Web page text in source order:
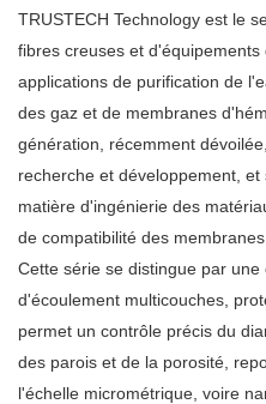
TRUSTECH Technology est le
fibres creuses et
applications de purification de
des gaz et de membranes
génération, récemment
recherche et développement,
matière d'ingénierie des
de compatibilité des membranes.
Cette série se distingue par
d'écoulement multicouches,
permet un contrôle précis du
des parois et de la porosité,
l'échelle micrométrique, voire